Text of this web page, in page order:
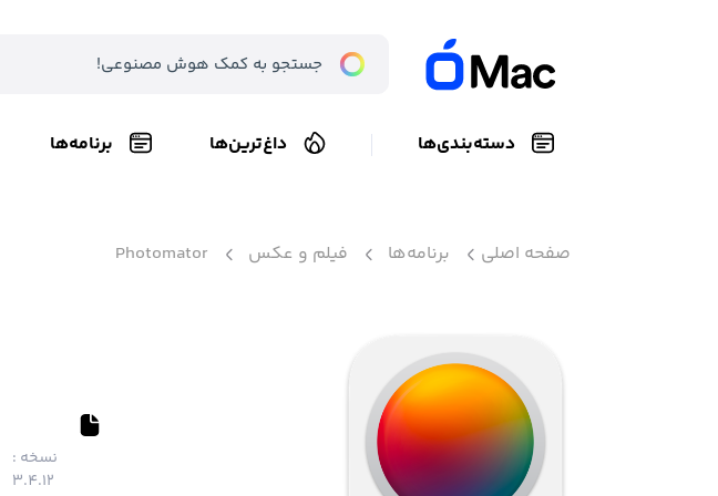
دسته‌بندی‌ها داغ‌ترین‌ها برنامه‌ها
صفحه اصلی برنامه‌ها فیلم و عکس Photomator
نسخه :
3.4.12